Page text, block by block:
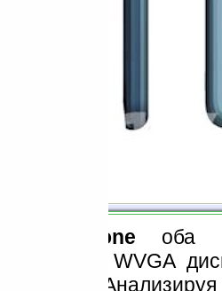
Whitestone оба
центр с WVGA